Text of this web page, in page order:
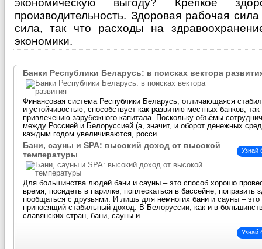
экономическую выгоду? Крепкое
производительность. Здоровая рабочая
сила, так что расходы на
экономики.
Банки Республики Беларусь: в поисках вектора
Финансовая система Республики Беларусь, отличающаяся
и устойчивостью, способствует как развитию местных банков, так
привлечению зарубежного капитала. Поскольку объёмы
между Россией и Белоруссией (а, значит, и оборот денежных
каждым годом увеличиваются, росси...
Узнай
Бани, сауны и SPA: высокий доход от высокой
температуры
Для большинства людей бани и сауны – это способ хорошо
время, посидеть в парилке, поплескаться в бассейне, поправить
пообщаться с друзьями. И лишь для немногих бани и сауны – это
приносящий стабильный доход. В Белоруссии, как и в
славянских стран, бани, сауны и...
Узнай